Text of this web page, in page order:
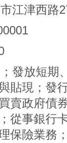
江津西路
發放短期
貼現；發
賣政府債
從事銀行
保險業務